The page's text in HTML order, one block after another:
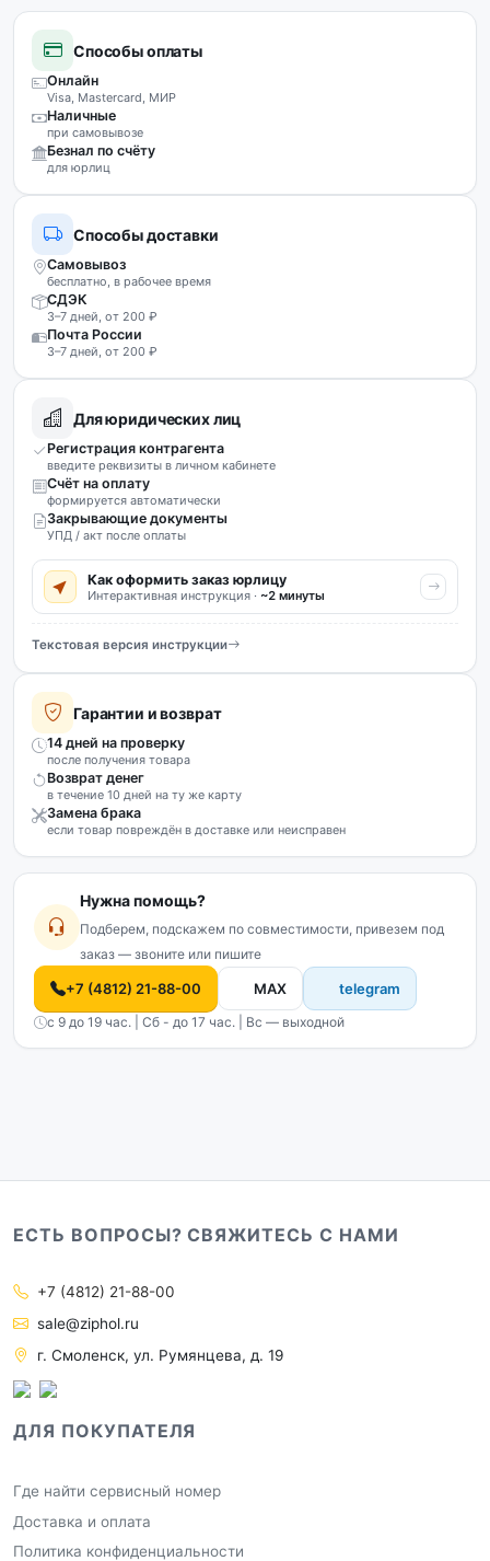
Способы оплаты
Онлайн
Visa, Mastercard, МИР
Наличные
при самовывозе
Безнал по счёту
для юрлиц
Способы доставки
Самовывоз
бесплатно, в рабочее время
СДЭК
3–7 дней, от 200 ₽
Почта России
3–7 дней, от 200 ₽
Для юридических лиц
Регистрация контрагента
введите реквизиты в личном кабинете
Счёт на оплату
формируется автоматически
Закрывающие документы
УПД / акт после оплаты
Как оформить заказ юрлицу
Интерактивная инструкция · ~2 минуты
Текстовая версия инструкции
Гарантии и возврат
14 дней на проверку
после получения товара
Возврат денег
в течение 10 дней на ту же карту
Замена брака
если товар повреждён в доставке или неисправен
Нужна помощь?
Подберем, подскажем по совместимости, привезем под
заказ — звоните или пишите
+7 (4812) 21-88-00 MAX telegram
с 9 до 19 час. | Сб - до 17 час. | Вс — выходной
ЕСТЬ ВОПРОСЫ? СВЯЖИТЕСЬ С НАМИ
+7 (4812) 21-88-00
sale@ziphol.ru
г. Смоленск, ул. Румянцева, д. 19
ДЛЯ ПОКУПАТЕЛЯ
Где найти сервисный номер
Доставка и оплата
Политика конфиденциальности